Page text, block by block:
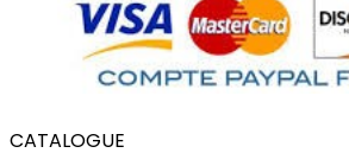
CATALOGUE